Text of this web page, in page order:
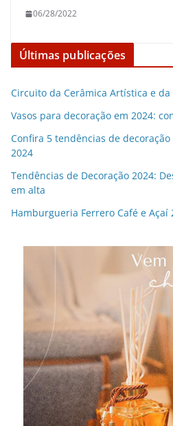
06/28/2022
Últimas publicações
Circuito da Cerâmica Artística e da
Vasos para decoração em 2024:
Confira 5 tendências de
2024
Tendências de Decoração 2024:
em alta
Hamburgueria Ferrero Café e Açaí